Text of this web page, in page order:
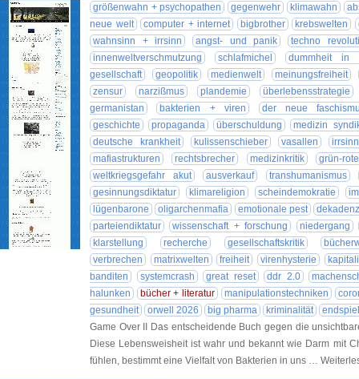
größenwahn + psychopathen gegenwehr klimawahn
neue welt
computer + internet bigbrother krebswelten
wahnsinn + irrsinn
angst- und panik
techno
innenweltverschmutzung
schlafmichel
dummheit in
gesellschaft
geopolitik medienwelt
meinungsfreiheit
zensur
narzißmus plandemie
überlebensstrategie
germanistan
bakterien + viren
der neue
geschichte
propaganda überschuldung
medizin
deutsche krankheit
kulissenschieber vasallen
mafiastrukturen
rechtsbrecher medizinkritik
grün-
weltkriegsgefahr akut
ausverkauf
transhumanismus
gesinnungsdiktatur
klimareligion scheindemokratie
lügenbarone
oligarchenmafia emotionale pest
parteiendiktatur
wissenschaft + forschung
niedergang
klarstellung
recherche gesellschaftskritik
verbrechen
matrixwelten freiheit virenhysterie
banditen
systemcrash great reset ddr 2.0
halunken
bücher + literatur manipulationstechniken
gesundheit
orwell 2026 big pharma kriminalität
Game Over II Das entscheidende Buch gegen die
Diese Lebensweisheit ist wahr und bekannt wie Darm mit
fühlen, bestimmt eine Vielfalt von Bakterien in uns …